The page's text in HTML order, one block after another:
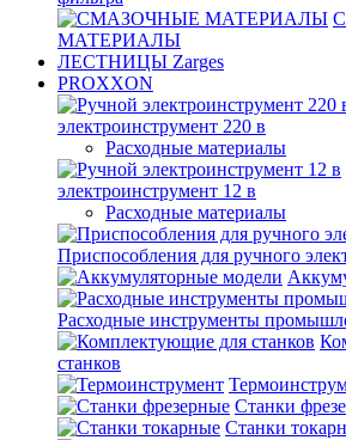
МАТЕРИАЛЫ
ЛЕСТНИЦЫ Zarges
PROXXON
электроинструмент 220 в
Расходные материалы
электроинструмент 12 в
Расходные материалы
Приспособления для ручного
Расходные инструменты
станков
Станки
Станки